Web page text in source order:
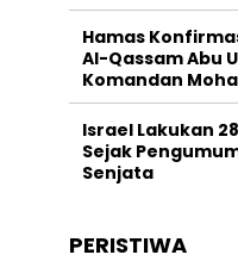
Hamas
Al-Qassam Abu
Komandan
Israel Lakukan
Sejak
Senjata
PERISTIWA